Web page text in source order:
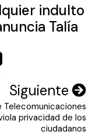
indulto
Talía
Siguiente
Telecomunicaciones
privacidad de los
ciudadanos